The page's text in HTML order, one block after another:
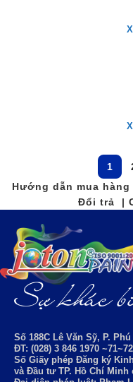
1
Hướng dẫn mua
Đổi trả |
Số 188C Lê Văn Sỹ, P.
ĐT: (028) 3 846 1970
Số Giấy phép Đăng ký
và Đầu tư TP. Hồ Chí Minh